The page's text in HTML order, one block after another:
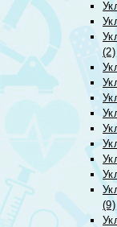
(2)
(9)